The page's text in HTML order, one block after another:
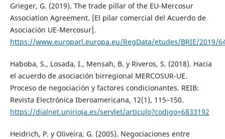
Grieger, G. (2019). The trade pillar of the EU-Mercosur
Association Agreement. [El pilar comercial del Acuerdo de
Asociación UE-Mercosur].
https://www.europarl.europa.eu/RegData/etudes/BRIE/2019/
Haboba, S., Losada, I., Mensah, B. y Riveros, S. (2018). Hacia
el acuerdo de asociación birregional MERCOSUR-UE.
Proceso de negociación y factores condicionantes. REIB:
Revista Electrónica Iberoamericana, 12(1), 115–150.
https://dialnet.unirioja.es/servlet/articulo?codigo=6833192
Heidrich, P. y Oliveira, G. (2005). Negociaciones entre